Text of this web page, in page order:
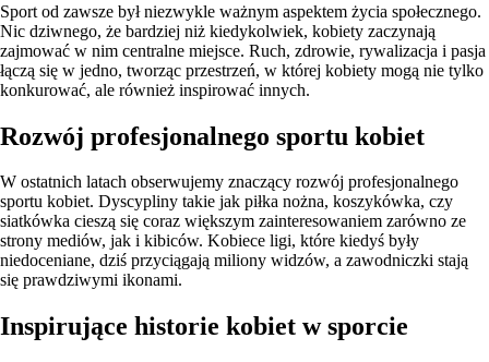
Sport od zawsze był niezwykle ważnym aspektem życia społecznego.
Nic dziwnego, że bardziej niż kiedykolwiek, kobiety zaczynają
zajmować w nim centralne miejsce. Ruch, zdrowie, rywalizacja i pasja
łączą się w jedno, tworząc przestrzeń, w której kobiety mogą nie tylko
konkurować, ale również inspirować innych.
Rozwój profesjonalnego sportu kobiet
W ostatnich latach obserwujemy znaczący rozwój profesjonalnego
sportu kobiet. Dyscypliny takie jak piłka nożna, koszykówka, czy
siatkówka cieszą się coraz większym zainteresowaniem zarówno ze
strony mediów, jak i kibiców. Kobiece ligi, które kiedyś były
niedoceniane, dziś przyciągają miliony widzów, a zawodniczki stają
się prawdziwymi ikonami.
Inspirujące historie kobiet w sporcie